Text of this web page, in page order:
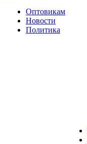
Оптовикам
Новости
Политика